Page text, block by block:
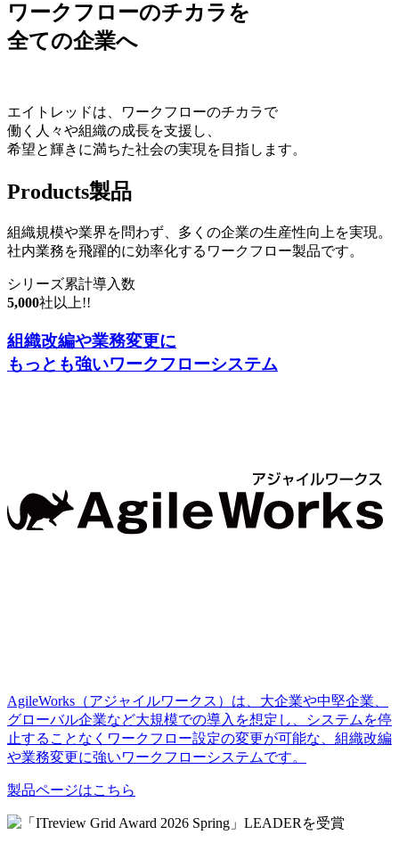
ワークフローのチカラ を
全ての企業へ
エイトレッドは、ワークフローのチカラで
働く人々や組織の成長を支援し、
希望と輝きに満ちた社会の実現を目指します。
Products製品
組織規模や業界を問わず、多くの企業の生産性向上を実現。
社内業務を飛躍的に効率化するワークフロー製品です。
シリーズ累計導入数
5,000社以上!!
組織改編や業務変更に
もっとも強いワークフローシステム
AgileWorks（アジャイルワークス）は、大企業や中堅企業、
グローバル企業など大規模での導入を想定し、システムを停
止することなくワークフロー設定の変更が可能な、組織改編
や業務変更に強いワークフローシステムです。
製品ページはこちら